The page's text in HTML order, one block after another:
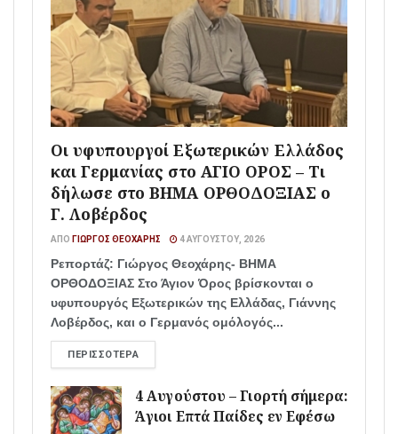
Οι υφυπουργοί Εξωτερικών Ελλάδος
και Γερμανίας στο ΑΓΙΟ ΟΡΟΣ – Τι
δήλωσε στο ΒΗΜΑ ΟΡΘΟΔΟΞΙΑΣ ο
Γ. Λοβέρδος
ΑΠΌ ΓΙΏΡΓΟΣ ΘΕΟΧΆΡΗΣ 4 ΑΥΓΟΎΣΤΟΥ, 2026
Ρεπορτάζ: Γιώργος Θεοχάρης- ΒΗΜΑ
ΟΡΘΟΔΟΞΙΑΣ Στο Άγιον Όρος βρίσκονται ο
υφυπουργός Εξωτερικών της Ελλάδας, Γιάννης
Λοβέρδος, και ο Γερμανός ομόλογός...
ΠΕΡΙΣΣΌΤΕΡΑ
4 Αυγούστου – Γιορτή σήμερα:
Άγιοι Επτά Παίδες εν Εφέσω